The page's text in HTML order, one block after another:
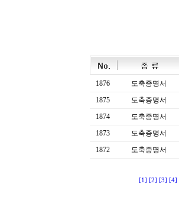
1876 도축증명서
1875
도축증명서
1874
도축증명서
1873
도축증명서
1872
도축증명서
[1] [2] [3] [4]